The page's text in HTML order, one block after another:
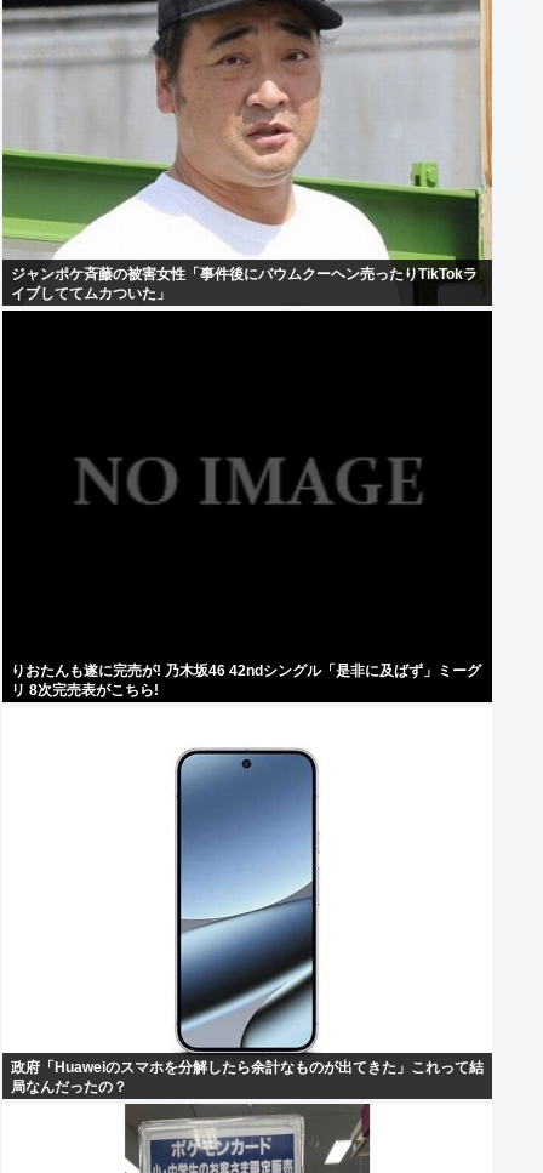
ジャンポケ斉藤の被害女性「事件後にバウムクーヘン売ったりTikTokラ
イブしててムカついた」
りおたんも遂に完売が! 乃木坂46 42ndシングル「是非に及ばず」ミーグ
リ 8次完売表がこちら!
政府「Huaweiのスマホを分解したら余計なものが出てきた」これって結
局なんだったの？